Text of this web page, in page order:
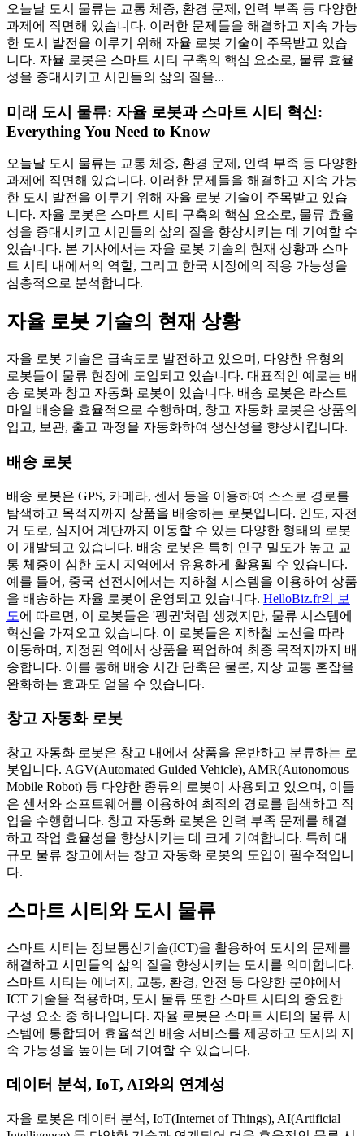
오늘날 도시 물류는 교통 체증, 환경 문제, 인력 부족 등 다양한
과제에 직면해 있습니다. 이러한 문제들을 해결하고 지속 가능
한 도시 발전을 이루기 위해 자율 로봇 기술이 주목받고 있습
니다. 자율 로봇은 스마트 시티 구축의 핵심 요소로, 물류 효율
성을 증대시키고 시민들의 삶의 질을...
미래 도시 물류: 자율 로봇과 스마트 시티 혁신:
Everything You Need to Know
오늘날 도시 물류는 교통 체증, 환경 문제, 인력 부족 등 다양한
과제에 직면해 있습니다. 이러한 문제들을 해결하고 지속 가능
한 도시 발전을 이루기 위해 자율 로봇 기술이 주목받고 있습
니다. 자율 로봇은 스마트 시티 구축의 핵심 요소로, 물류 효율
성을 증대시키고 시민들의 삶의 질을 향상시키는 데 기여할 수
있습니다. 본 기사에서는 자율 로봇 기술의 현재 상황과 스마
트 시티 내에서의 역할, 그리고 한국 시장에의 적용 가능성을
심층적으로 분석합니다.
자율 로봇 기술의 현재 상황
자율 로봇 기술은 급속도로 발전하고 있으며, 다양한 유형의
로봇들이 물류 현장에 도입되고 있습니다. 대표적인 예로는 배
송 로봇과 창고 자동화 로봇이 있습니다. 배송 로봇은 라스트
마일 배송을 효율적으로 수행하며, 창고 자동화 로봇은 상품의
입고, 보관, 출고 과정을 자동화하여 생산성을 향상시킵니다.
배송 로봇
배송 로봇은 GPS, 카메라, 센서 등을 이용하여 스스로 경로를
탐색하고 목적지까지 상품을 배송하는 로봇입니다. 인도, 자전
거 도로, 심지어 계단까지 이동할 수 있는 다양한 형태의 로봇
이 개발되고 있습니다. 배송 로봇은 특히 인구 밀도가 높고 교
통 체증이 심한 도시 지역에서 유용하게 활용될 수 있습니다.
예를 들어, 중국 선전시에서는 지하철 시스템을 이용하여 상품
을 배송하는 자율 로봇이 운영되고 있습니다. HelloBiz.fr의 보
도에 따르면, 이 로봇들은 '펭귄'처럼 생겼지만, 물류 시스템에
혁신을 가져오고 있습니다. 이 로봇들은 지하철 노선을 따라
이동하며, 지정된 역에서 상품을 픽업하여 최종 목적지까지 배
송합니다. 이를 통해 배송 시간 단축은 물론, 지상 교통 혼잡을
완화하는 효과도 얻을 수 있습니다.
창고 자동화 로봇
창고 자동화 로봇은 창고 내에서 상품을 운반하고 분류하는 로
봇입니다. AGV(Automated Guided Vehicle), AMR(Autonomous
Mobile Robot) 등 다양한 종류의 로봇이 사용되고 있으며, 이들
은 센서와 소프트웨어를 이용하여 최적의 경로를 탐색하고 작
업을 수행합니다. 창고 자동화 로봇은 인력 부족 문제를 해결
하고 작업 효율성을 향상시키는 데 크게 기여합니다. 특히 대
규모 물류 창고에서는 창고 자동화 로봇의 도입이 필수적입니
다.
스마트 시티와 도시 물류
스마트 시티는 정보통신기술(ICT)을 활용하여 도시의 문제를
해결하고 시민들의 삶의 질을 향상시키는 도시를 의미합니다.
스마트 시티는 에너지, 교통, 환경, 안전 등 다양한 분야에서
ICT 기술을 적용하며, 도시 물류 또한 스마트 시티의 중요한
구성 요소 중 하나입니다. 자율 로봇은 스마트 시티의 물류 시
스템에 통합되어 효율적인 배송 서비스를 제공하고 도시의 지
속 가능성을 높이는 데 기여할 수 있습니다.
데이터 분석, IoT, AI와의 연계성
자율 로봇은 데이터 분석, IoT(Internet of Things), AI(Artificial